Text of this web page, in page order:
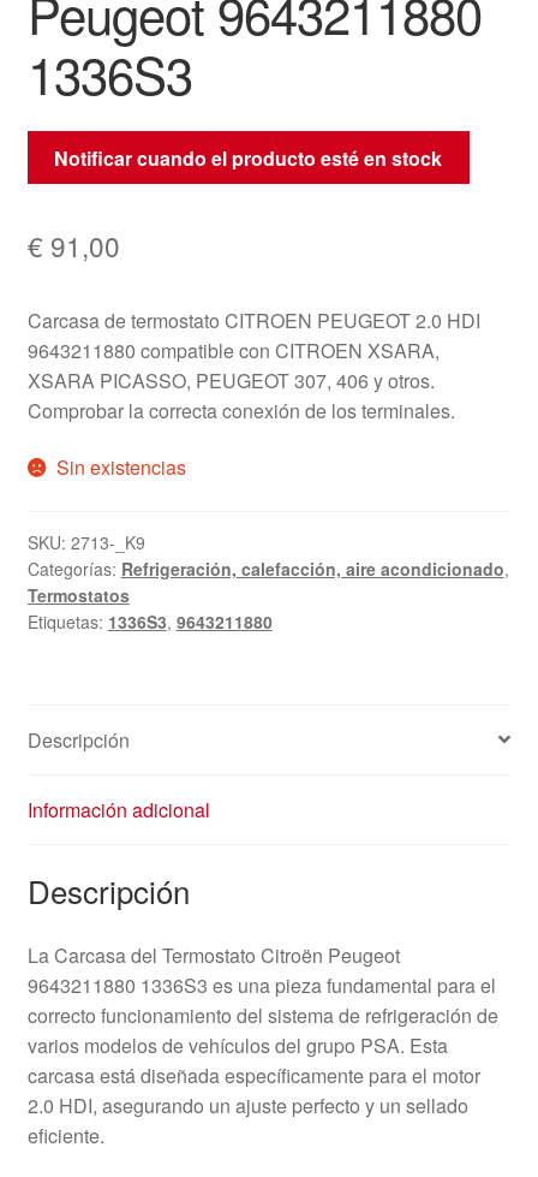
1336S3
Notificar cuando el producto esté en stock
€ 91,00
Carcasa de termostato CITROEN PEUGEOT 2.0 HDI
9643211880 compatible con CITROEN XSARA,
XSARA PICASSO, PEUGEOT 307, 406 y otros.
Comprobar la correcta conexión de los terminales.
Sin existencias
SKU: 2713-_K9
Categorías: Refrigeración, calefacción, aire acondicionado,
Termostatos
Etiquetas: 1336S3, 9643211880
Descripción
Información adicional
Descripción
La Carcasa del Termostato Citroën Peugeot
9643211880 1336S3 es una pieza fundamental para el
correcto funcionamiento del sistema de refrigeración de
varios modelos de vehículos del grupo PSA. Esta
carcasa está diseñada específicamente para el motor
2.0 HDI, asegurando un ajuste perfecto y un sellado
eficiente.